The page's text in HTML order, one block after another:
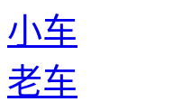
小车
老车